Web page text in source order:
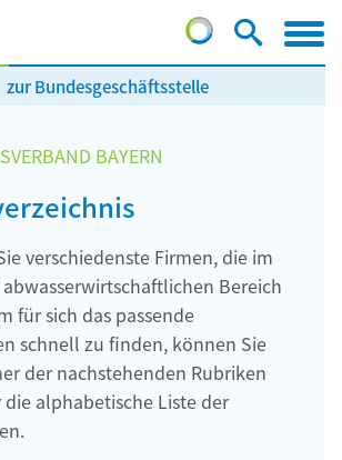
zur Bundesgeschäftsstelle
BAYERN
verschiedenste Firmen, die im
Bereich
für sich das passende
schnell zu finden, können Sie
der nachstehenden Rubriken
alphabetische Liste der